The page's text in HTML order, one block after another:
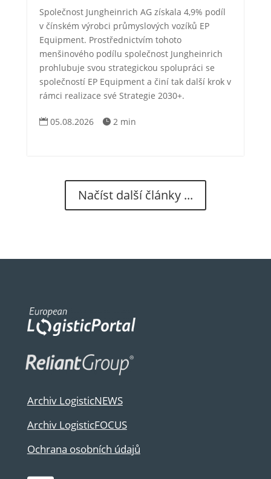
Společnost Jungheinrich AG získala 4,9% podíl
v čínském výrobci průmyslových vozíků EP
Equipment. Prostřednictvím tohoto
menšinového podílu společnost Jungheinrich
prohlubuje svou strategickou spolupráci se
společností EP Equipment a činí tak další krok v
rámci realizace své Strategie 2030+.
 05.08.2026  2 min
Načíst další články ...
Archiv LogisticNEWS
Archiv LogisticFOCUS
Ochrana osobních údajů